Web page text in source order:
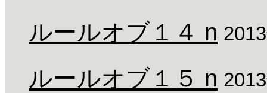
ルールオブ１４ n
ルールオブ１５ n